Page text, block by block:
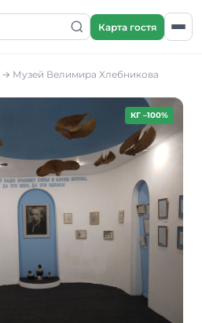
Карта гостя
→ Музей Велимира Хлебникова
КГ –100%